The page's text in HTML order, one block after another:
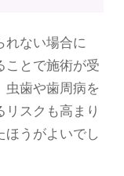
れない場合に
ことで施術が受
虫歯や歯周病を
スクも高まり
ほうがよいでし